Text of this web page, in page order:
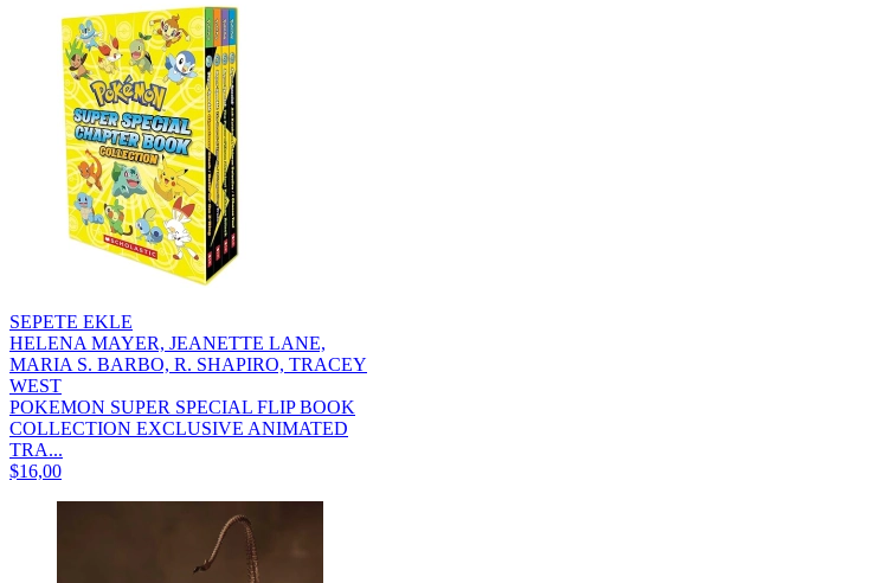
SEPETE EKLE
HELENA MAYER, JEANETTE LANE,
MARIA S. BARBO, R. SHAPIRO, TRACEY
WEST
POKEMON SUPER SPECIAL FLIP BOOK
COLLECTION EXCLUSIVE ANIMATED
TRA...
$16,00